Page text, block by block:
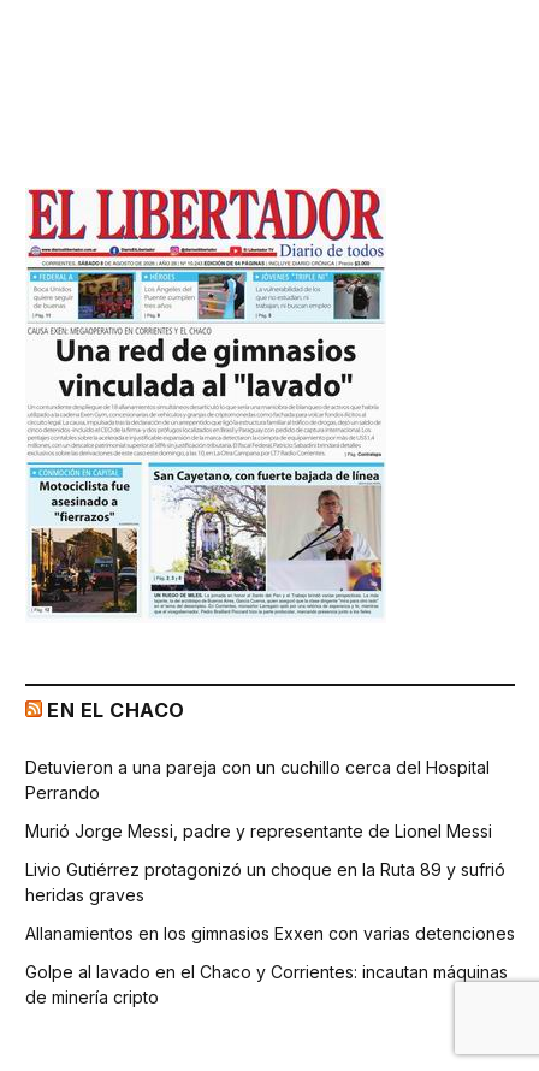
EN EL CHACO
Detuvieron a una pareja con un cuchillo cerca del Hospital
Perrando
Murió Jorge Messi, padre y representante de Lionel Messi
Livio Gutiérrez protagonizó un choque en la Ruta 89 y sufrió
heridas graves
Allanamientos en los gimnasios Exxen con varias detenciones
Golpe al lavado en el Chaco y Corrientes: incautan máquinas
de minería cripto